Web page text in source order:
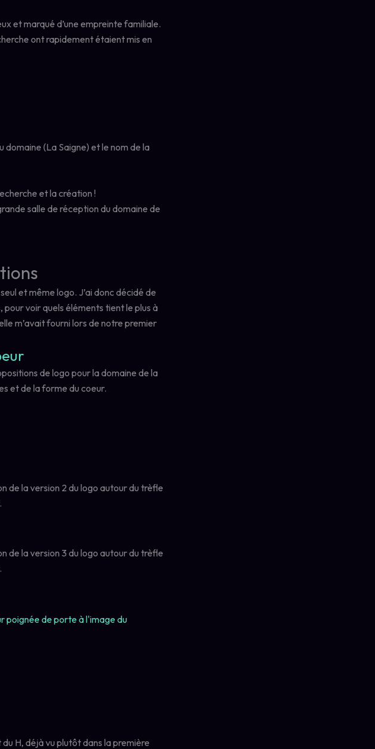
et marqué d’une empreinte familiale.
ont rapidement étaient mis en
domaine (La Saigne) et le nom de la
et la création !
et même logo. J’ai donc décidé de
voir quels éléments tient le plus à
m’avait fourni lors de notre premier
H, déjà vu plutôt dans la première